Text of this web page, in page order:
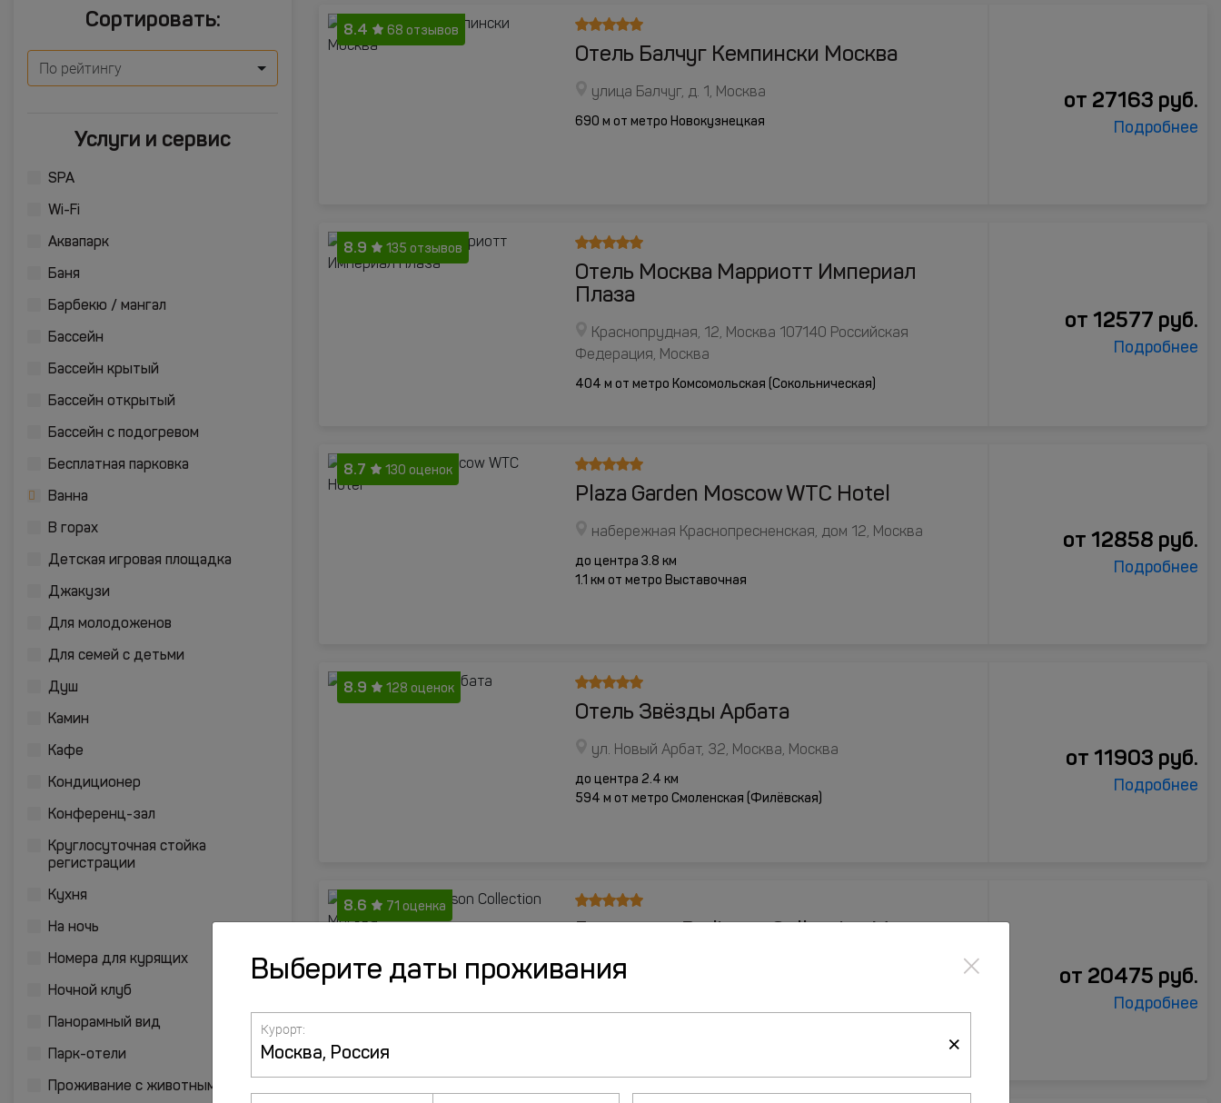
Сортировать:
По рейтингу
Услуги и сервис
SPA
Wi-Fi
Аквапарк
Баня
Барбекю / мангал
Бассейн
Бассейн крытый
Бассейн открытый
Бассейн с подогревом
Бесплатная парковка
Ванна
В горах
Детская игровая площадка
Джакузи
Для молодоженов
Для семей с детьми
Душ
Камин
Кафе
Кондиционер
Конференц-зал
Круглосуточная стойка
регистрации
Кухня
На ночь
Номера для курящих
Ночной клуб
Панорамный вид
Парк-отели
Проживание с животными
8.4 68 отзывов
Отель Балчуг Кемпински Москва
улица Балчуг, д. 1, Москва
690 м от метро Новокузнецкая
от 27163 руб.
Подробнее
8.9 135 отзывов
Отель Москва Марриотт Империал
Плаза
Краснопрудная, 12, Москва 107140 Российская
Федерация, Москва
404 м от метро Комсомольская (Сокольническая)
от 12577 руб.
Подробнее
8.7 130 оценок
Plaza Garden Moscow WTC Hotel
набережная Краснопресненская, дом 12, Москва
до центра 3.8 км
1.1 км от метро Выставочная
от 12858 руб.
Подробнее
8.9 128 оценок
Отель Звёзды Арбата
ул. Новый Арбат, 32, Москва, Москва
до центра 2.4 км
594 м от метро Смоленская (Филёвская)
от 11903 руб.
Подробнее
8.6 71 оценка
Кутузовский пр-т, д. 2/1 стр.1, Москва
827 м от метро Киевская (Арбатско-Покровская)
от 20475 руб.
Подробнее
Выберите даты проживания ×
Курорт:
×